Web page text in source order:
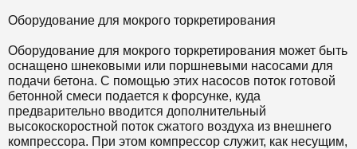
Оборудование для мокрого торкретирования
Оборудование для мокрого торкретирования может быть
оснащено шнековыми или поршневыми насосами для
подачи бетона. С помощью этих насосов поток готовой
бетонной смеси подается к форсунке, куда
предварительно вводится дополнительный
высокоскоростной поток сжатого воздуха из внешнего
компрессора. При этом компрессор служит, как несущим,